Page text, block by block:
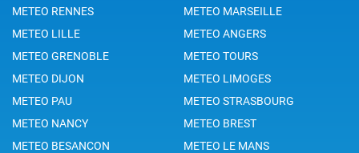
METEO RENNES
METEO MARSEILLE
METEO LILLE
METEO ANGERS
METEO GRENOBLE
METEO TOURS
METEO DIJON
METEO LIMOGES
METEO PAU
METEO STRASBOURG
METEO NANCY
METEO BREST
METEO BESANCON
METEO LE MANS